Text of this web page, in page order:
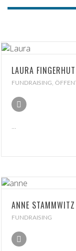
LAURA FINGERHUT
FUNDRAISING,
...
ANNE STAMMWITZ
FUNDRAISING